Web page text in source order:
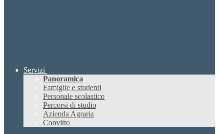
Servizi
Panoramica
Famiglie e studenti
Personale scolastico
Percorsi di studio
Azienda Agraria
Convitto